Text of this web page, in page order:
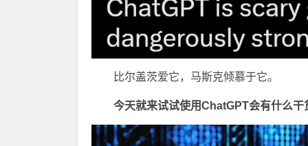
比尔盖茨爱它，马斯克倾慕于它。
今天就来试试使用ChatGPT会有什么干